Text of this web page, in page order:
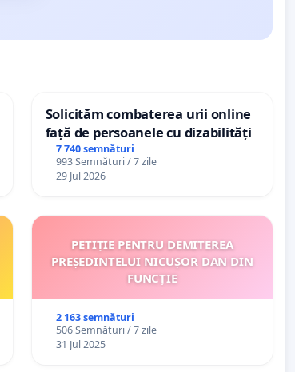
Solicităm combaterea urii online
față de persoanele cu dizabilități
7 740 semnături
993 Semnături / 7 zile
29 Jul 2026
PETIȚIE PENTRU DEMITEREA
PREȘEDINTELUI NICUȘOR DAN DIN
FUNCȚIE
2 163 semnături
506 Semnături / 7 zile
31 Jul 2025